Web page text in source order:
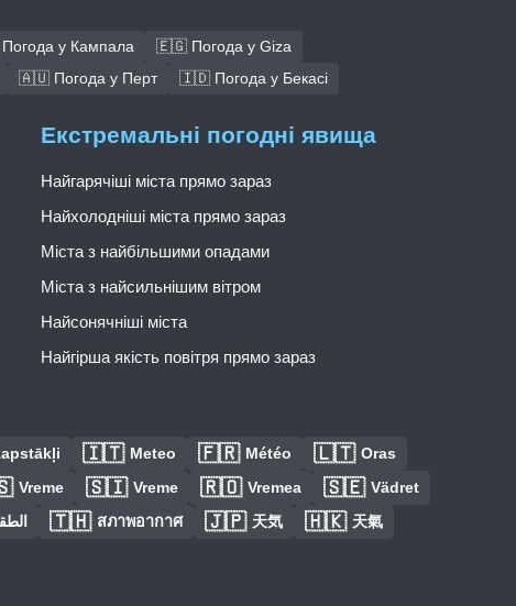
у Кампала
🇪🇬 Погода у Giza
🇦🇺 Погода у Перт 🇮🇩 Погода у Бекасі
Екстремальні погодні явища
Найгарячіші міста прямо зараз
Найхолодніші міста прямо зараз
Міста з найбільшими опадами
Міста з найсильнішим вітром
Найсонячніші міста
Найгірша якість повітря прямо зараз
🇮🇹 Meteo 🇫🇷 Météo 🇱🇹 Oras
Vreme 🇸🇮 Vreme 🇷🇴 Vremea 🇸🇪 Vädret
🇹🇭 สภาพอากาศ 🇯🇵 天気 🇭🇰 天氣